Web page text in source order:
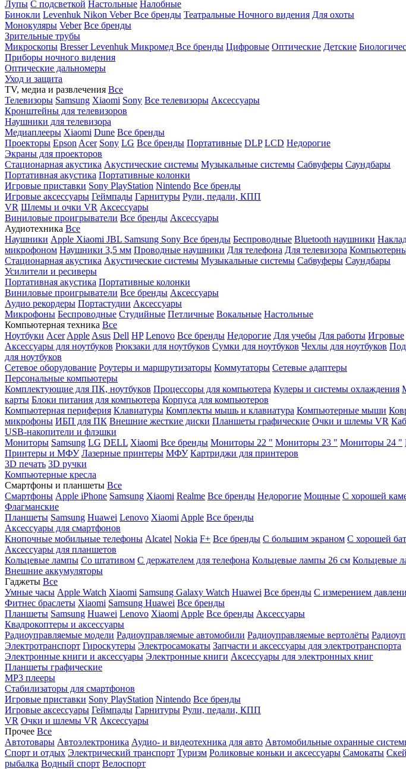
Лупы С подсветкой Настольные Налобные
Бинокли Levenhuk Nikon VeberВсе бренды Театральные Ночного видения Для охоты
Монокуляры Veber Все бренды
Зрительные трубы
Микроскопы BresserLevenhuk Микромед Все бренды Цифровые Оптические Детские
Приборы ночного видения
Оптические дальномеры
Уход и защита
TV, медиа и развлечения Все
Телевизоры Samsung Xiaomi Sony Все телевизоры Аксессуары
Кронштейны для телевизоров
Наушники для телевизора
Медиаплееры Xiaomi Dune Все бренды
Проекторы Epson Acer Sony LG Все бренды Портативные DLP LCD Недорогие
Экраны для проекторов
Стационарная акустика Акустические системы Музыкальные системы Сабвуферы Саундбары
Портативная акустика Портативные колонки
Игровые приставки Sony PlayStation Nintendo Все бренды
Игровые аксессуары Геймпады Гарнитуры Рули, педали, КПП
VR Шлемы и очки VR Аксессуары
Виниловые проигрыватели Все бренды Аксессуары
Аудиотехника Все
Наушники Apple Xiaomi JBL Samsung Sony Все бренды Беспроводные Bluetooth наушники
микрофоном Наушники 3,5 мм Проводные наушники Для телефона Для телевизора
Стационарная акустика Акустические системы Музыкальные системы Сабвуферы Саундбары
Усилители и ресиверы
Портативная акустика Портативные колонки
Виниловые проигрыватели Все бренды Аксессуары
Аудио рекордеры Портастудии Аксессуары
Микрофоны Беспроводные Студийные Петличные Вокальные Настольные
Компьютерная техника Все
Ноутбуки Acer Apple Asus Dell HP Lenovo Все бренды Недорогие Для учебы Для работы Игровые
Аксессуары для ноутбуков Рюкзаки для ноутбуков Сумки для ноутбуков Чехлы для ноутбуков
для ноутбуков
Сетевое оборудование Роутеры и маршрутизаторы Коммутаторы Сетевые адаптеры
Персональные компьютеры
Комплектующие для ПК, ноутбуков Процессоры для компьютера Кулеры и системы охлаждения
карты Блоки питания для компьютера Корпуса для компьютеров
Компьютерная периферия Клавиатуры Комплекты мышь и клавиатура Компьютерные мыши
микрофоны ИБП для ПК Внешние жесткие диски Планшеты графические Очки и шлемы VR
USB-накопители и флэшки
Мониторы Samsung LG DELL Xiaomi Все бренды Мониторы 22 " Мониторы 23 " Мониторы 24 "
Принтеры и МФУ Лазерные принтеры МФУ Картриджи для принтеров
3D печать 3D ручки
Компьютерные кресла
Смартфоны и планшеты Все
Смартфоны Apple iPhone Samsung Xiaomi Realme Все бренды Недорогие Мощные С хорошей
Флагманские
Планшеты Samsung Huawei Lenovo Xiaomi Apple Все бренды
Аксессуары для смартфонов
Кнопочные мобильные телефоны Alcatel Nokia F+ Все бренды С большим экраном С хорошей
Аксессуары для планшетов
Кольцевые лампы Со штативом C держателем для телефона Кольцевые лампы 26 см Кольцевые
Внешние аккумуляторы
Гаджеты Все
Умные часы Apple Watch Xiaomi Samsung Galaxy Watch Huawei Все бренды C измерением
Фитнес браслеты Xiaomi Samsung Huawei Все бренды
Планшеты Samsung Huawei Lenovo Xiaomi Apple Все бренды Аксессуары
Квадрокоптеры и аксессуары
Радиоуправляемые модели Радиоуправляемые автомобили Радиоуправляемые вертолёты
Электротранспорт Гироскутеры Электросамокаты Запчасти и аксессуары для электротранспорта
Электронные книги и аксессуары Электронные книги Аксессуары для электронных книг
Планшеты графические
MP3 плееры
Стабилизаторы для смартфонов
Игровые приставки Sony PlayStation Nintendo Все бренды
Игровые аксессуары Геймпады Гарнитуры Рули, педали, КПП
VR Очки и шлемы VR Аксессуары
Прочее Все
Автотовары Автоэлектроника Аудио- и видеотехника для авто Автомобильные охранные
Спорт и отдых Электрический транспорт Туризм Роликовые коньки и аксессуары Самокаты
рыбалка Водный спорт Велоспорт